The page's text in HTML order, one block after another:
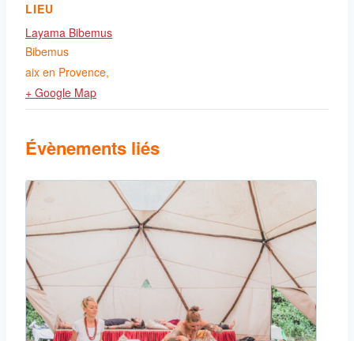
LIEU
Layama Bibemus
Bibemus
aix en Provence,
+ Google Map
Évènements liés